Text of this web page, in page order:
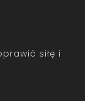
siłę i